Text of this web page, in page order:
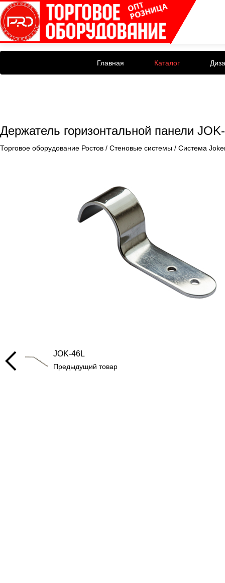
Главная Каталог
Держатель горизонтальной панели
Торговое оборудование Ростов / Стеновые системы / Система
JOK-46L
Предыдущий товар